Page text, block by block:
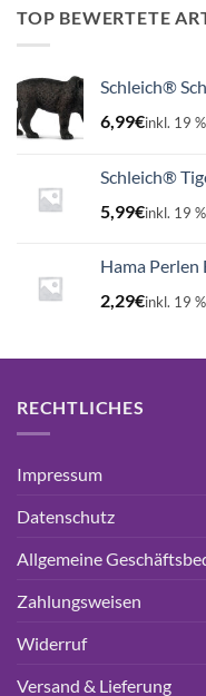
TOP BEWERTETE
Schleich®
6,99€inkl. 19
Schleich®
5,99€inkl. 19
Hama
2,29€inkl. 19
RECHTLICHES
Impressum
Datenschutz
Allgemeine
Zahlungsweisen
Widerruf
Versand & Lieferung